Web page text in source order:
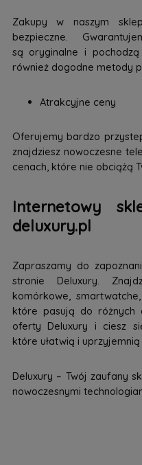
Zakupy w naszym
bezpieczne.
są oryginalne i
również dogodne metody
Atrakcyjne ceny
Oferujemy bardzo
znajdziesz nowoczesne
cenach, które nie obciążą
Internetowy
deluxury.pl
Zapraszamy do
stronie Deluxury.
komórkowe,
które pasują do różnych
oferty Deluxury i ciesz
które ułatwią i
Deluxury – Twój zaufany
nowoczesnymi